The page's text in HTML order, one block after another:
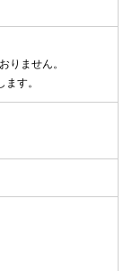
りません。
す。